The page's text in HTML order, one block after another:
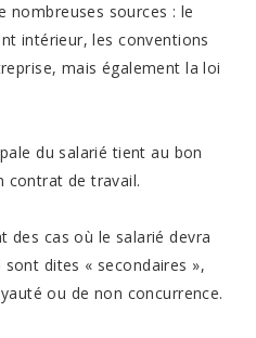
nombreuses sources : le
intérieur, les conventions
mais également la loi
du salarié tient au bon
contrat de travail.
des cas où le salarié devra
dites « secondaires »,
ou de non concurrence.